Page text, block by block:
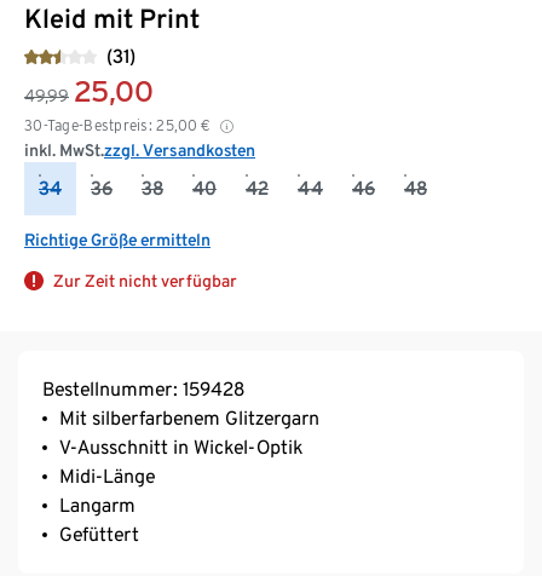
Kleid mit Print
(31)
49,99 25,00
30-Tage-Bestpreis: 25,00 €
inkl. MwSt.zzgl. Versandkosten
34 36 38 40 42 44 46 48
Richtige Größe ermitteln
Zur Zeit nicht verfügbar
Bestellnummer: 159428
Mit silberfarbenem Glitzergarn
V-Ausschnitt in Wickel-Optik
Midi-Länge
Langarm
Gefüttert